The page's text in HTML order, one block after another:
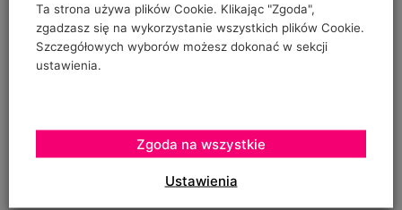
Dzień dobry. Mam tego zatrważającą ilość na aktinidii,
dolnych liściach i łodygach. Multum tego jest!!!
Żywność wegańska trafia już do ponad 1/3 Polaków
Ta strona używa plików Cookie. Klikając "Zgoda",
zgadzasz się na wykorzystanie wszystkich plików Cookie.
Szczegółowych wyborów możesz dokonać w sekcji
ustawienia.
Ustawienia
Zgoda na wszystkie